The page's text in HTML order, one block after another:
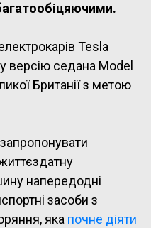
Tesla
версію седана Model
Британії з метою
напередодні
засоби з
яка почне діяти